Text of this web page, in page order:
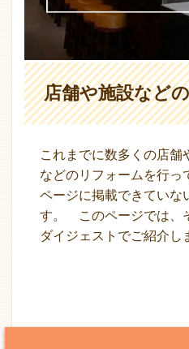
店舗や施設など
これまでに数多くの店舗
などのリフォームを行っ
ページに掲載できていな
す。 このページでは、
ダイジェストでご紹介